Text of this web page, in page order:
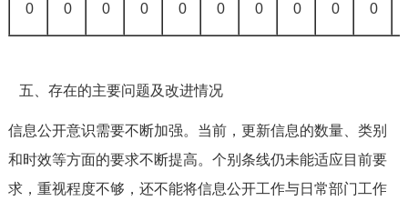
0 0 0 0 0 0 0 0 0 0
五、存在的主要问题及改进情况
信息公开意识需要不断加强。当前，更新信息的数量、类别
和时效等方面的要求不断提高。个别条线仍未能适应目前要
求，重视程度不够，还不能将信息公开工作与日常部门工作